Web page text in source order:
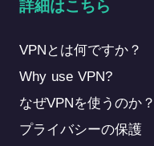
詳細はこちら
VPNとは何ですか？
Why use VPN?
なぜVPNを使うのか？
プライバシーの保護